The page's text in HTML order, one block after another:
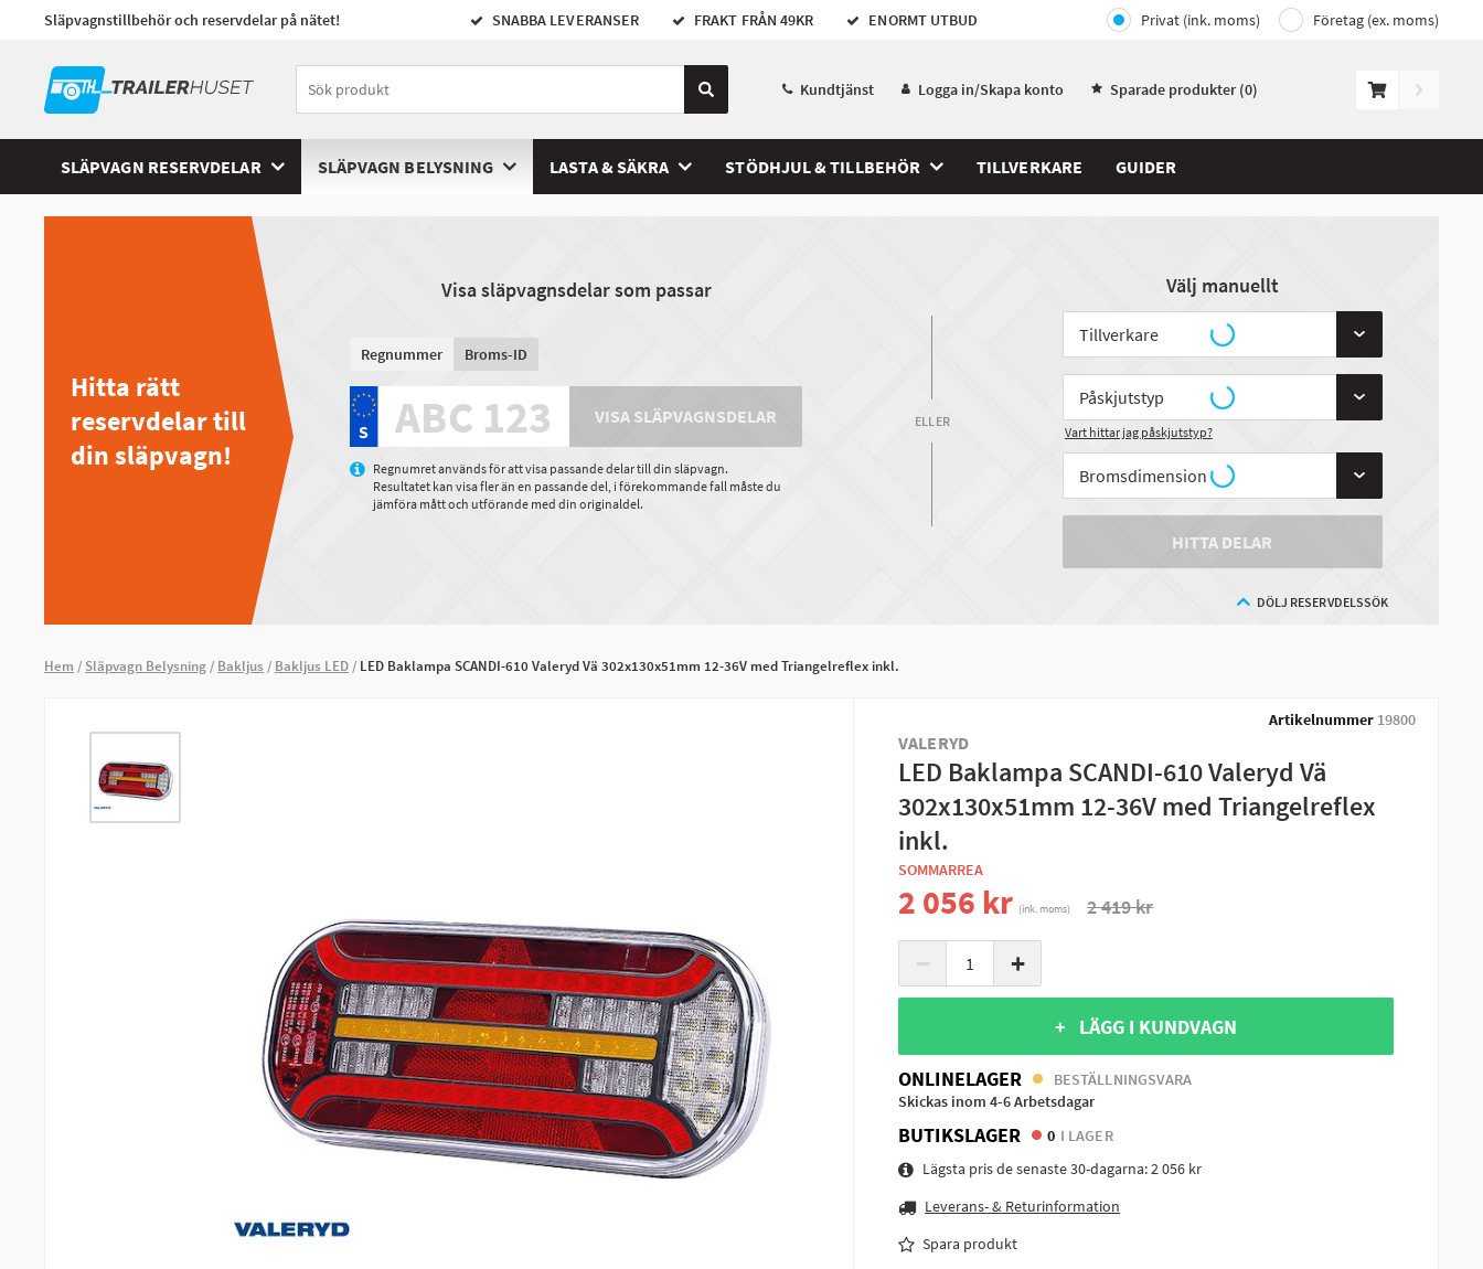
Släpvagnstillbehör och reservdelar på nätet! SNABBA LEVERANSER FRAKT FRÅN 49KR ENORMT UTBUD Privat (ink. moms) Företag (ex. moms)
Kundtjänst Logga in/Skapa konto Sparade produkter (0)
SLÄPVAGN RESERVDELAR SLÄPVAGN BELYSNING LASTA & SÄKRA STÖDHJUL & TILLBEHÖR TILLVERKARE GUIDER
Hitta rätt
reservdelar till
din släpvagn!
Visa släpvagnsdelar som passar
Regnummer Broms-ID
VISA SLÄPVAGNSDELAR
Regnumret används för att visa passande delar till din släpvagn.
Resultatet kan visa fler än en passande del, i förekommande fall måste du
jämföra mått och utförande med din originaldel.
ELLER
Välj manuellt
Vart hittar jag påskjutstyp?
HITTA DELAR
DÖLJ RESERVDELSSÖK
Hem Släpvagn Belysning Bakljus Bakljus LED LED Baklampa SCANDI-610 Valeryd Vä 302x130x51mm 12-36V med Triangelreflex inkl.
Artikelnummer 19800
VALERYD
LED Baklampa SCANDI-610 Valeryd Vä
302x130x51mm 12-36V med Triangelreflex
inkl.
SOMMARREA
2 056 kr (ink. moms) 2 419 kr
− +
+ LÄGG I KUNDVAGN
ONLINELAGER
BESTÄLLNINGSVARA
Skickas inom 4-6 Arbetsdagar
BUTIKSLAGER 0 I LAGER
Lägsta pris de senaste 30-dagarna:2 056 kr
Leverans- & Returinformation
Spara produkt